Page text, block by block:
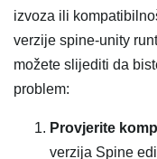
izvoza ili
verzije spine-unity
možete slijediti da
problem:
Provjerite
verzija Spine